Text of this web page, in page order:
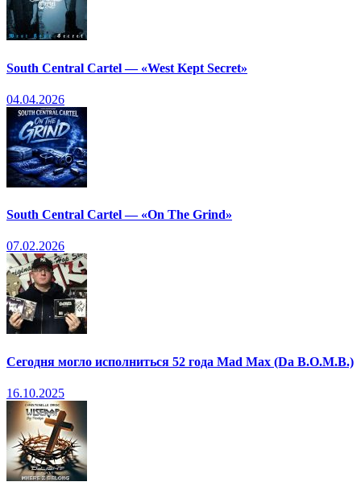
South Central Cartel — «West Kept Secret»
04.04.2026
South Central Cartel — «On The Grind»
07.02.2026
Сегодня могло исполниться 52 года Mad Max (Da B.O.M.B.)
16.10.2025